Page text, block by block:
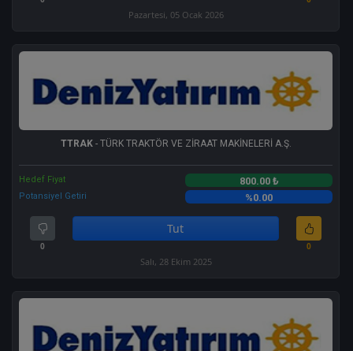
Pazartesi, 05 Ocak 2026
TTRAK- TÜRK TRAKTÖR VE ZİRAAT MAKİNELERİ A.Ş.
Hedef Fiyat 800.00 ₺
Potansiyel Getiri %0.00
0
Tut
0
Salı, 28 Ekim 2025